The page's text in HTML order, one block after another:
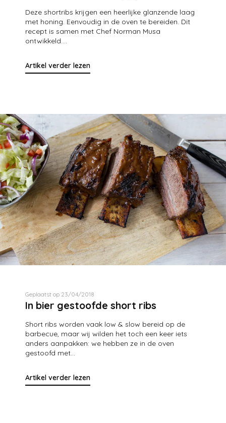
Deze shortribs krijgen een heerlijke glanzende laag
met honing. Eenvoudig in de oven te bereiden. Dit
recept is samen met Chef Norman Musa
ontwikkeld....
Artikel verder lezen
Geplaatst op 23/04/2018
In bier gestoofde short ribs
Short ribs worden vaak low & slow bereid op de
barbecue, maar wij wilden het toch een keer iets
anders aanpakken: we hebben ze in de oven
gestoofd met...
Artikel verder lezen